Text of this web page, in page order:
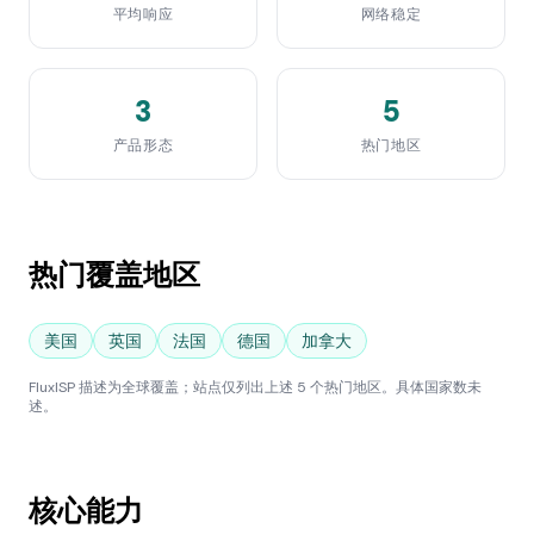
平均响应 网络稳定
3
产品形态
5
热门地区
热门覆盖地区
美国 英国 法国 德国 加拿大
FluxISP 描述为全球覆盖；站点仅列出上述 5 个热门地区。具体国家数未
述。
核心能力